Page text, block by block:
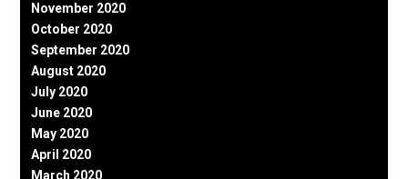
November 2020
October 2020
September 2020
August 2020
July 2020
June 2020
May 2020
April 2020
March 2020